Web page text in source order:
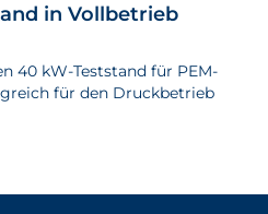
in Vollbetrieb
40 kW-Teststand für PEM-
für den Druckbetrieb